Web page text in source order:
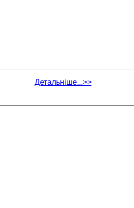
Детальніше...>>